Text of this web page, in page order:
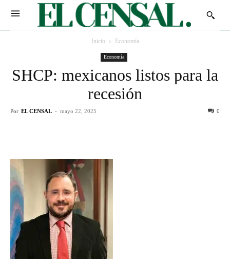
Inicio Economía
Economía
SHCP: mexicanos listos para la
recesión
Por EL CENSAL - mayo 22, 2025 0